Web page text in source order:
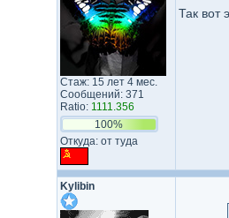
Стаж: 15 лет 4 мес.
Сообщений: 371
Ratio: 1111.356
100%
Откуда: от туда
Так вот
Kylibin